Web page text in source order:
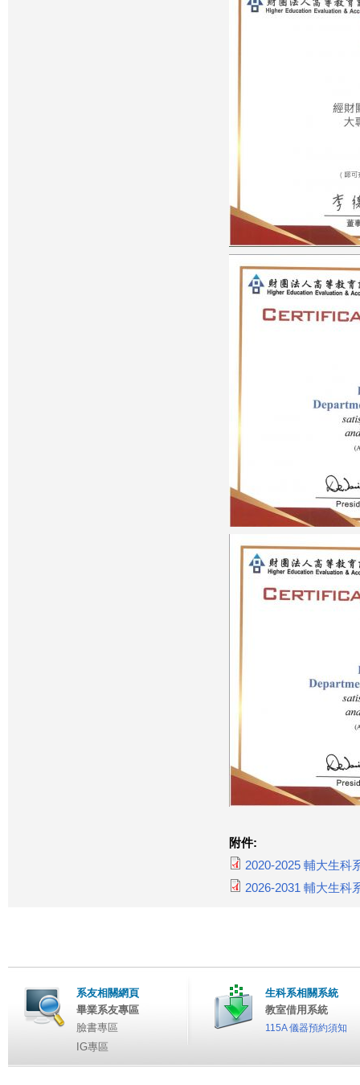
附件:
2020-2025 輔大生科
2026-2031 輔大生科
系友相關網頁
畢業系友專區
臉書專區
IG專區
生科系相關系統
教室借用系統
115A 儀器預約須知